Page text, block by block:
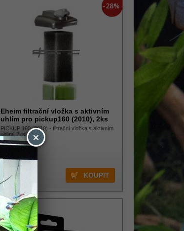
-28%
Eheim filtrační vložka s aktivním
uhlím pro pickup160 (2010), 2ks
PICKUP 160 (2010) - filtrační vložka s aktivním
uhlím, 2ks
339,00 Kč
×